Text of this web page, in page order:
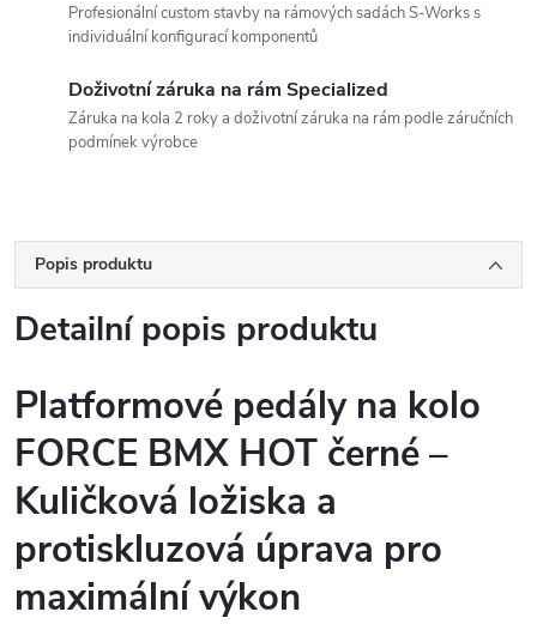
Profesionální custom stavby na rámových sadách S-Works s
individuální konfigurací komponentů
Doživotní záruka na rám Specialized
Záruka na kola 2 roky a doživotní záruka na rám podle záručních
podmínek výrobce
Popis produktu
Detailní popis produktu
Platformové pedály na kolo
FORCE BMX HOT černé –
Kuličková ložiska a
protiskluzová úprava pro
maximální výkon